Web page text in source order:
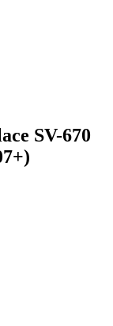
SV-670